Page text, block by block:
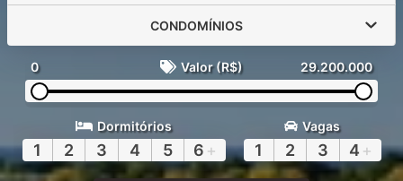
CONDOMÍNIOS
0 Valor (R$) 29.200.000
Dormitórios
1 2 3 4 5 6 +
Vagas
1 2 3 4 +